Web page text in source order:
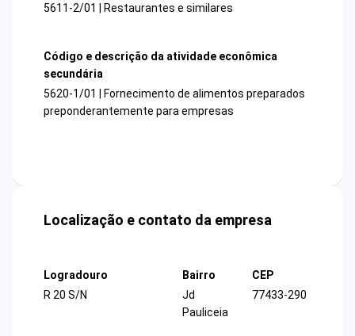
5611-2/01 | Restaurantes e similares
Código e descrição da atividade econômica
secundária
5620-1/01 | Fornecimento de alimentos preparados
preponderantemente para empresas
Localização e contato da empresa
Logradouro
R 20 S/N
Bairro
Jd
Pauliceia
CEP
77433-290